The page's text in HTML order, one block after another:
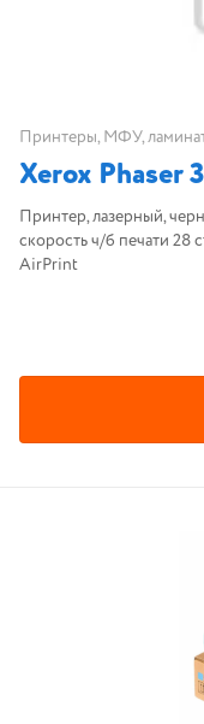
Принтеры, МФУ,
Xerox Phaser
Принтер, лазерный,
скорость ч/б печати
AirPrint